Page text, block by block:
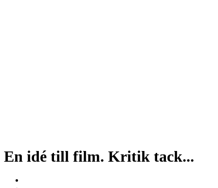
En idé till film. Kritik tack...